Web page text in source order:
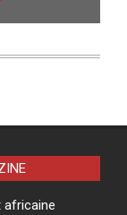
africaine